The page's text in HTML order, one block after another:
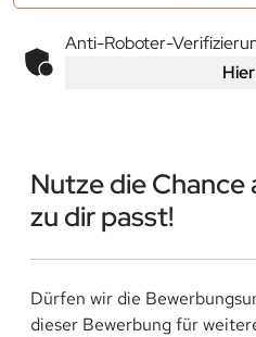
Anti-Roboter-
Nutze die
zu dir passt!
Dürfen wir die
dieser Bewerbung für